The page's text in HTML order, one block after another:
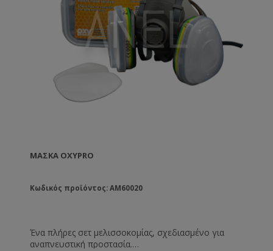
ΜΆΣΚΑ OXYPRO
Κωδικός προϊόντος: AM60020
Ένα πλήρες σετ μελισσοκομίας, σχεδιασμένο για
αναπνευστική προστασία.